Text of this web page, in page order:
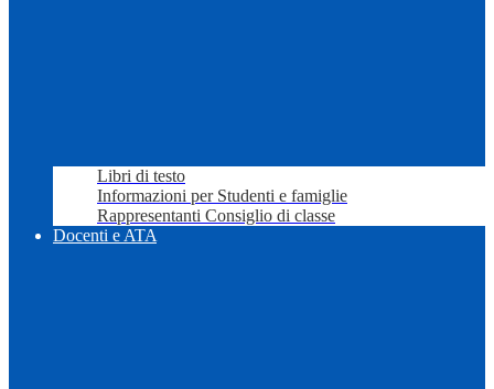
Libri di testo
Informazioni per Studenti e famiglie
Rappresentanti Consiglio di classe
Docenti e ATA